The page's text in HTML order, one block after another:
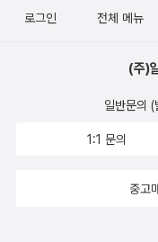
란 씨와 더불어 시위대에
받아낸” 최초의 경험이
하는” 시위와 마찬가지로
했을 때 ‘나’는 이곳 말고
속에서도 끝내 선명하게
로그인 전체 메뉴
(주)
일반문의 (
1:1 문의
중고